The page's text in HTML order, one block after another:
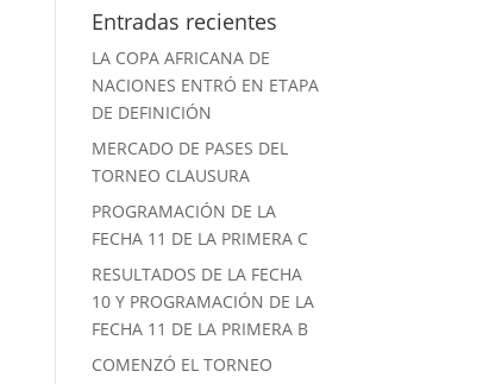
Entradas recientes
LA COPA AFRICANA DE
NACIONES ENTRÓ EN ETAPA
DE DEFINICIÓN
MERCADO DE PASES DEL
TORNEO CLAUSURA
PROGRAMACIÓN DE LA
FECHA 11 DE LA PRIMERA C
RESULTADOS DE LA FECHA
10 Y PROGRAMACIÓN DE LA
FECHA 11 DE LA PRIMERA B
COMENZÓ EL TORNEO